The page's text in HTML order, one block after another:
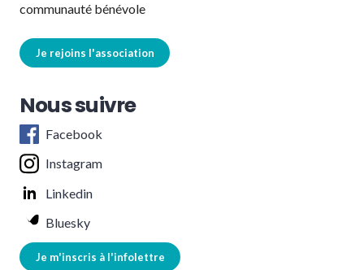
communauté bénévole
Je rejoins l'association
Nous suivre
Facebook
Instagram
Linkedin
Bluesky
Je m'inscris à l'infolettre